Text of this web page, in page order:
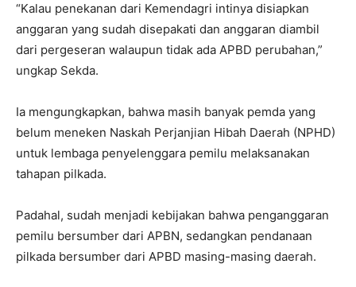
“Kalau penekanan dari Kemendagri intinya disiapkan
anggaran yang sudah disepakati dan anggaran diambil
dari pergeseran walaupun tidak ada APBD perubahan,”
ungkap Sekda.
Ia mengungkapkan, bahwa masih banyak pemda yang
belum meneken Naskah Perjanjian Hibah Daerah (NPHD)
untuk lembaga penyelenggara pemilu melaksanakan
tahapan pilkada.
Padahal, sudah menjadi kebijakan bahwa penganggaran
pemilu bersumber dari APBN, sedangkan pendanaan
pilkada bersumber dari APBD masing-masing daerah.